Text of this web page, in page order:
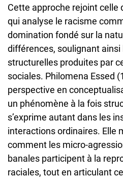
Cette approche rejoint celle
qui analyse le racisme
domination fondé sur la
différences, soulignant
structurelles produites par
sociales. Philomena Essed
perspective en
un phénomène à la fois
s’exprime autant dans les
interactions ordinaires. Elle
comment les micro-
banales participent à la
raciales, tout en articulant